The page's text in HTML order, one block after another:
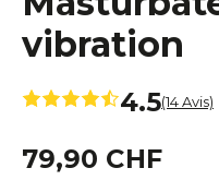
vibration
4.5(14 Avis)
79,90 CHF